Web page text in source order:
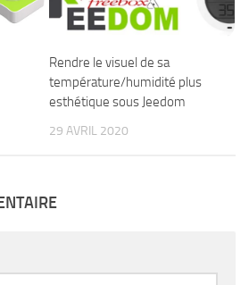
Rendre le visuel de sa
température/humidité plus
esthétique sous Jeedom
29 AVRIL 2020